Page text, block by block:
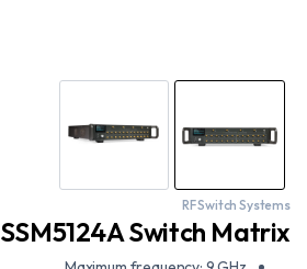
RF Switch Systems
SSM5124A Switch Matrix